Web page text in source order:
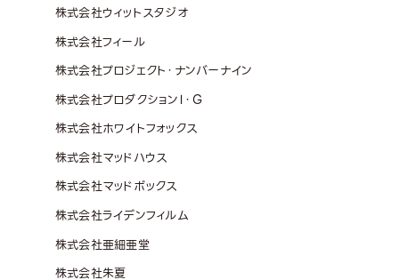
株式会社ウィットスタジオ
株式会社フィール
株式会社プロジェクト・ナンバーナイン
株式会社プロダクションＩ・Ｇ
株式会社ホワイトフォックス
株式会社マッドハウス
株式会社マッドボックス
株式会社ライデンフィルム
株式会社亜細亜堂
株式会社朱夏